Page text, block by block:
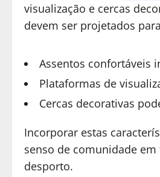
visualização e cercas
devem ser projetados
Assentos confortáveis
Plataformas de
Cercas decorativas
Incorporar estas
senso de comunidade
desporto.